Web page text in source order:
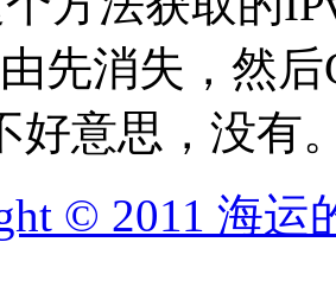
先消失，然
好意思，没有
© 2011 海运